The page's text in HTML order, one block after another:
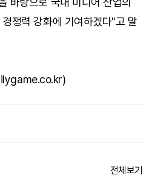
쟁력 강화에 기여하겠다"고 말
전체보기